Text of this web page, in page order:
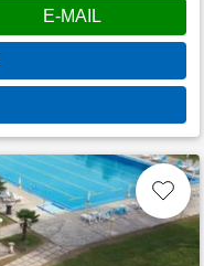
E-MAIL